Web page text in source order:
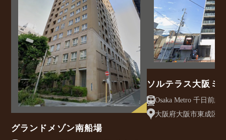
グランドメゾン南船場
ソルテラス大阪ミ
クレアスト
大阪府大阪市東成区